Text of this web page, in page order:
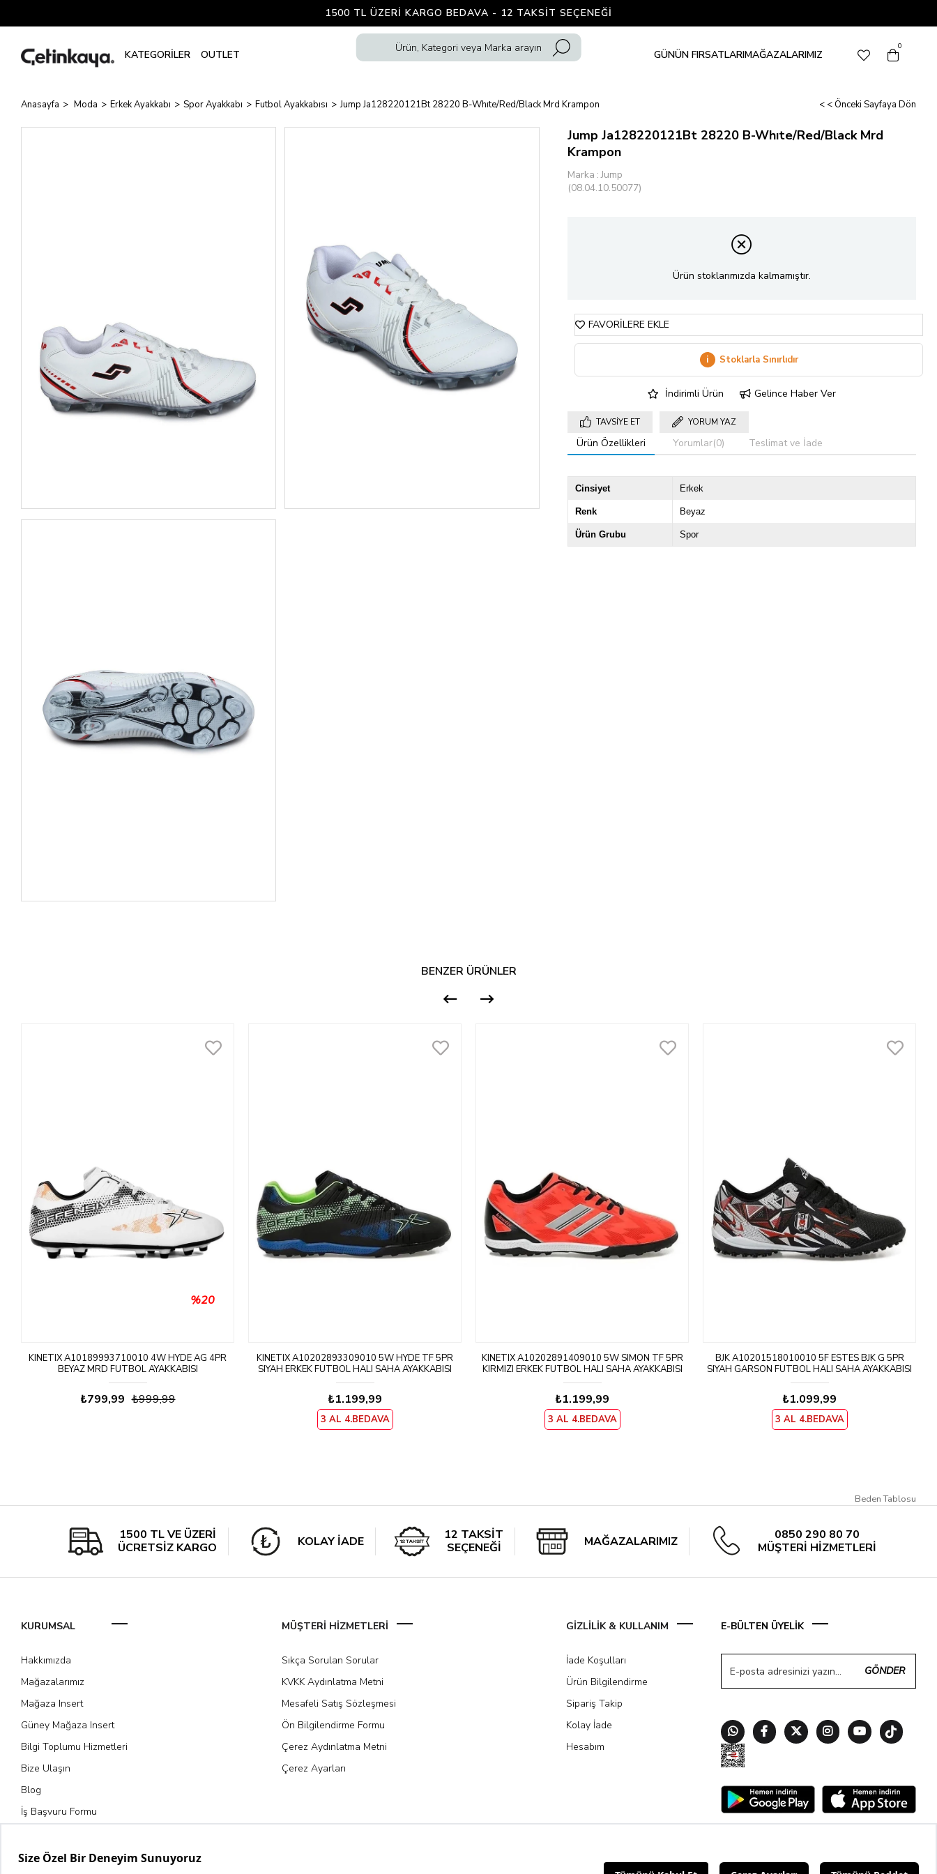
1500 TL ÜZERI KARGO BEDAVA - 12 TAKSIT SEÇENEĞI
GÜNÜN FIRSATLARIMAĞAZALARIMIZ
0
Anasayfa Moda Erkek Ayakkabı Spor Ayakkabı Futbol Ayakkabısı Jump Ja128220121Bt 28220 B-Whıte/Red/Black Mrd Krampon < < Önceki Sayfaya Dön
Jump Ja128220121Bt 28220 B-Whıte/Red/Black Mrd
Krampon
Marka : Jump
(08.04.10.50077)
Ürün stoklarımızda kalmamıştır.
FAVORILERE EKLE
i Stoklarla Sınırlıdır
İndirimli Ürün Gelince Haber Ver
TAVSIYE ET YORUM YAZ
Ürün Özellikleri Yorumlar(0) Teslimat ve İade
Cinsiyet Erkek
Renk Beyaz
Ürün Grubu Spor
BENZER ÜRÜNLER
KINETIX A10189993710010 4W HYDE AG 4PR
BEYAZ MRD FUTBOL AYAKKABISI
₺799,99 ₺999,99
%20
KINETIX A10202893309010 5W HYDE TF 5PR
SIYAH ERKEK FUTBOL HALI SAHA AYAKKABISI
₺1.199,99
3 AL 4.BEDAVA
KINETIX A10202891409010 5W SIMON TF 5PR
KIRMIZI ERKEK FUTBOL HALI SAHA AYAKKABISI
₺1.199,99
3 AL 4.BEDAVA
BJK A10201518010010 5F ESTES BJK G 5PR
SIYAH GARSON FUTBOL HALI SAHA AYAKKABISI
₺1.099,99
3 AL 4.BEDAVA
Beden Tablosu
1500 TL VE ÜZERİ
ÜCRETSİZ KARGO
KOLAY İADE
12 TAKSİT
SEÇENEĞİ
MAĞAZALARIMIZ
0850 290 80 70
MÜŞTERİ HİZMETLERİ
KURUMSAL
Hakkımızda
Mağazalarımız
Mağaza Insert
Güney Mağaza Insert
Bilgi Toplumu Hizmetleri
Bize Ulaşın
Blog
İş Başvuru Formu
MÜŞTERİ HİZMETLERİ
Sıkça Sorulan Sorular
KVKK Aydınlatma Metni
Mesafeli Satış Sözleşmesi
Ön Bilgilendirme Formu
Çerez Aydınlatma Metni
Çerez Ayarları
GİZLİLİK & KULLANIM
İade Koşulları
Ürün Bilgilendirme
Sipariş Takip
Kolay İade
Hesabım
E-BÜLTEN ÜYELİK
GÖNDER